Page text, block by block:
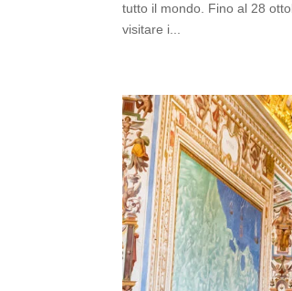
tutto il mondo. Fino al 28
visitare i...